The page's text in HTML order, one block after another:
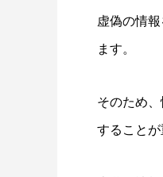
虚偽の情
ます。
そのため
することが